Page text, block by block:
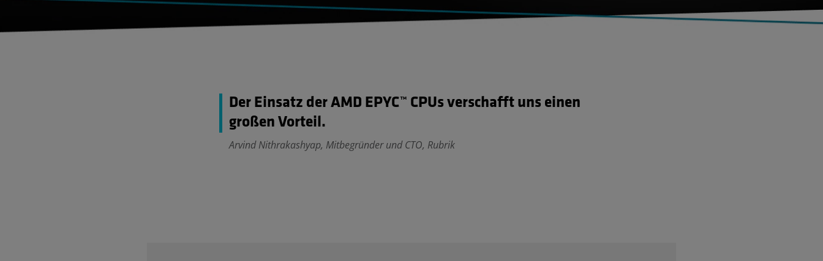
Der Einsatz der AMD EPYC™ CPUs verschafft uns einen
großen Vorteil.
Arvind Nithrakashyap, Mitbegründer und CTO, Rubrik